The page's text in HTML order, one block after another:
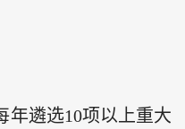
年遴选10项以上重大